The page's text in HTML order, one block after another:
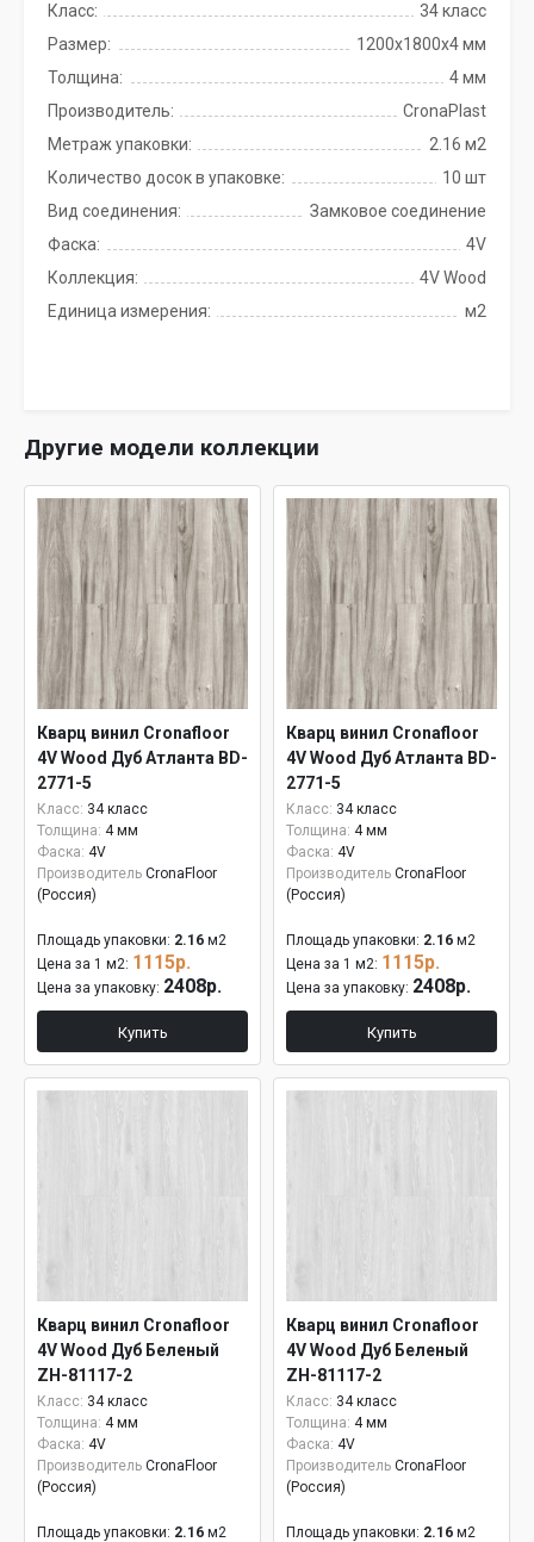
Класс:
34 класс
Размер:
1200х1800х4 мм
Толщина:
4 мм
Производитель:
CronaPlast
Метраж упаковки:
2.16 м2
Количество досок в упаковке:
10 шт
Вид соединения:
Замковое соединение
Фаска:
4V
Коллекция:
4V Wood
Единица измерения:
м2
Другие модели коллекции
Кварц винил Cronafloor
4V Wood Дуб Атланта BD-
2771-5
Класс: 34 класс
Толщина: 4 мм
Фаска: 4V
Производитель CronaFloor
(Россия)
Площадь упаковки: 2.16 м2
Цена за 1 м2: 1115р.
Цена за упаковку: 2408р.
Купить
Кварц винил Cronafloor
4V Wood Дуб Атланта BD-
2771-5
Класс: 34 класс
Толщина: 4 мм
Фаска: 4V
Производитель CronaFloor
(Россия)
Площадь упаковки: 2.16 м2
Цена за 1 м2: 1115р.
Цена за упаковку: 2408р.
Купить
Кварц винил Cronafloor
4V Wood Дуб Беленый
ZH-81117-2
Класс: 34 класс
Толщина: 4 мм
Фаска: 4V
Производитель CronaFloor
(Россия)
Площадь упаковки: 2.16 м2
Кварц винил Cronafloor
4V Wood Дуб Беленый
ZH-81117-2
Класс: 34 класс
Толщина: 4 мм
Фаска: 4V
Производитель CronaFloor
(Россия)
Площадь упаковки: 2.16 м2